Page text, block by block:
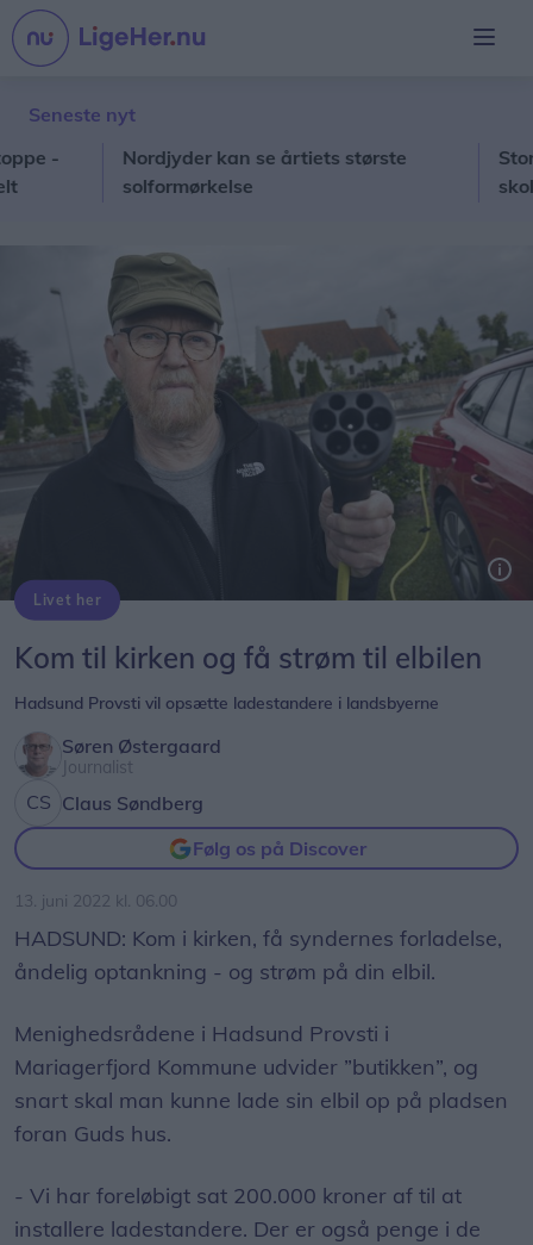
Seneste nyt
Nordjyder kan se årtiets største
solformørkelse
Stor
skoledag
Livet her
Kom til kirken og få strøm til elbilen
Hadsund Provsti vil opsætte ladestandere i landsbyerne
Søren Østergaard
Journalist
Claus Søndberg
Følg os på Discover
13. juni 2022 kl. 06.00
HADSUND: Kom i kirken, få syndernes forladelse,
åndelig optankning - og strøm på din elbil.
Menighedsrådene i Hadsund Provsti i
Mariagerfjord Kommune udvider ”butikken”, og
snart skal man kunne lade sin elbil op på pladsen
foran Guds hus.
- Vi har foreløbigt sat 200.000 kroner af til at
installere ladestandere. Der er også penge i de